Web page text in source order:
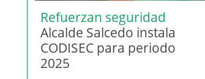
Refuerzan seguridad
ciudadana
Alcalde Salcedo instala
CODISEC para periodo
2025